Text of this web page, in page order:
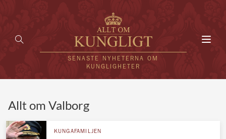
SENASTE NYHETERNA OM
KUNGLIGHETER
Allt om Valborg
KUNGAFAMILJEN